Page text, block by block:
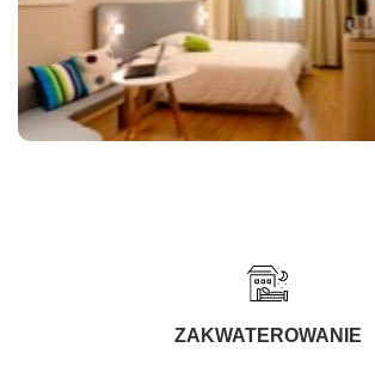
ZAKWATEROWANIE